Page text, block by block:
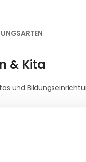
& Kita
und
Altersgruppen an.